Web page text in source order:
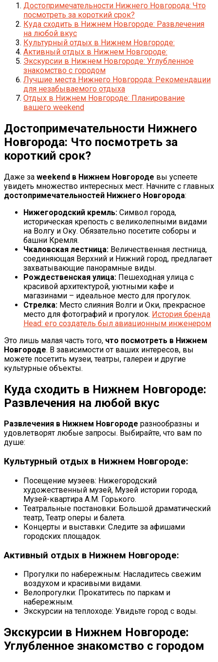
Достопримечательности Нижнего Новгорода: Что
посмотреть за короткий срок?
Куда сходить в Нижнем Новгороде: Развлечения
на любой вкус
Культурный отдых в Нижнем Новгороде:
Активный отдых в Нижнем Новгороде:
Экскурсии в Нижнем Новгороде: Углубленное
знакомство с городом
Лучшие места Нижнего Новгорода: Рекомендации
для незабываемого отдыха
Отдых в Нижнем Новгороде: Планирование
вашего weekend
Достопримечательности Нижнего
Новгорода: Что посмотреть за
короткий срок?
Даже за weekend в Нижнем Новгороде вы успеете
увидеть множество интересных мест. Начните с главных
достопримечательностей Нижнего Новгорода:
Нижегородский кремль: Символ города,
историческая крепость с великолепными видами
на Волгу и Оку. Обязательно посетите соборы и
башни Кремля.
Чкаловская лестница: Величественная лестница,
соединяющая Верхний и Нижний город, предлагает
захватывающие панорамные виды.
Рождественская улица: Пешеходная улица с
красивой архитектурой, уютными кафе и
магазинами – идеальное место для прогулок.
Стрелка: Место слияния Волги и Оки, прекрасное
место для фотографий и прогулок. История бренда
Head: его создатель был авиационным инженером
Это лишь малая часть того, что посмотреть в Нижнем
Новгороде. В зависимости от ваших интересов, вы
можете посетить музеи, театры, галереи и другие
культурные объекты.
Куда сходить в Нижнем Новгороде:
Развлечения на любой вкус
Развлечения в Нижнем Новгороде разнообразны и
удовлетворят любые запросы. Выбирайте, что вам по
душе:
Культурный отдых в Нижнем Новгороде:
Посещение музеев: Нижегородский
художественный музей, Музей истории города,
Музей-квартира А.М. Горького.
Театральные постановки: Большой драматический
театр, Театр оперы и балета.
Концерты и выставки: Следите за афишами
городских площадок.
Активный отдых в Нижнем Новгороде:
Прогулки по набережным: Насладитесь свежим
воздухом и красивыми видами.
Велопрогулки: Прокатитесь по паркам и
набережным.
Экскурсии на теплоходе: Увидьте город с воды.
Экскурсии в Нижнем Новгороде:
Углубленное знакомство с городом